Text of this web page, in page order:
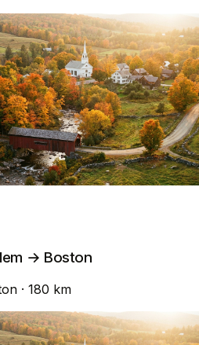
→ Boston
· 180 km